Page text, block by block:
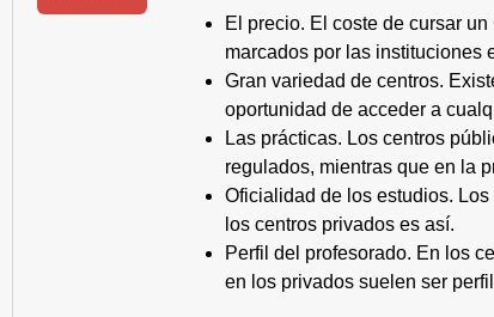
El precio. El coste de cursar
marcados por las instituciones
Gran variedad de centros.
oportunidad de acceder a
Las prácticas. Los centros
regulados, mientras que en la
Oficialidad de los estudios.
los centros privados es así.
Perfil del profesorado. En los
en los privados suelen ser